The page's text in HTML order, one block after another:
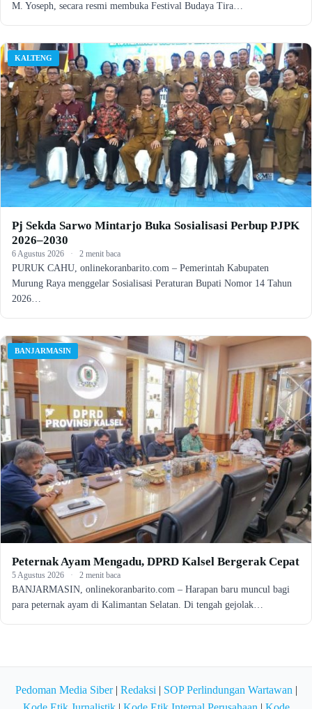
M. Yoseph, secara resmi membuka Festival Budaya Tira…
KALTENG
Pj Sekda Sarwo Mintarjo Buka Sosialisasi Perbup PJPK
2026–2030
6 Agustus 2026 · 2 menit baca
PURUK CAHU, onlinekoranbarito.com – Pemerintah Kabupaten
Murung Raya menggelar Sosialisasi Peraturan Bupati Nomor 14 Tahun
2026…
BANJARMASIN
Peternak Ayam Mengadu, DPRD Kalsel Bergerak Cepat
5 Agustus 2026 · 2 menit baca
BANJARMASIN, onlinekoranbarito.com – Harapan baru muncul bagi
para peternak ayam di Kalimantan Selatan. Di tengah gejolak…
Pedoman Media Siber| Redaksi | SOP Perlindungan Wartawan |